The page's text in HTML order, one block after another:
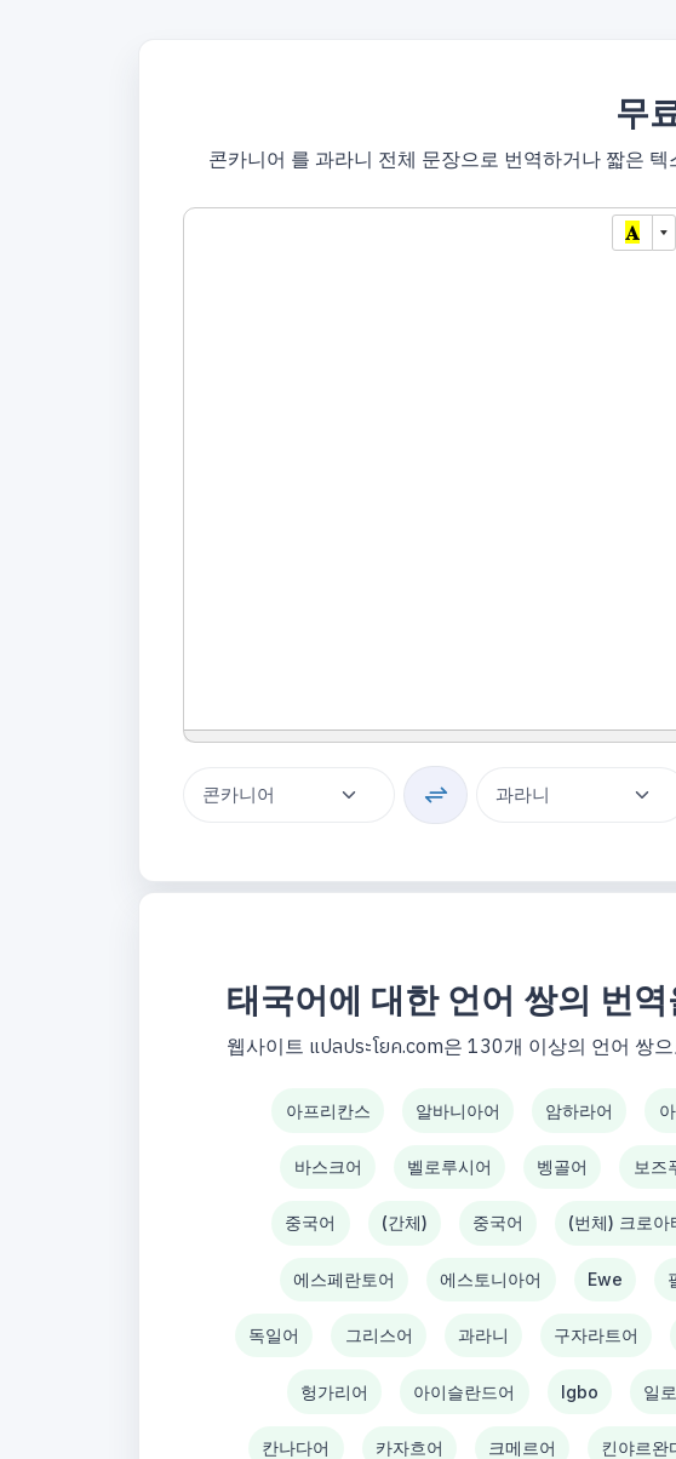
무
콘카니어 를 과라니 전체 문장으로 번역하거나 짧은
태국어에 대한 언어 쌍의 번
웹사이트 แปลประโยค.com은 130개 이상의 언어 쌍
아프리칸스 알바니아어 암하라어
바스크어 벨로루시어 벵골어 보즈
중국어 (간체) 중국어 (번체) 크로아
에스페란토어 에스토니아어 Ewe
독일어 그리스어 과라니 구자라트어
헝가리어 아이슬란드어 Igbo 일
칸나다어 카자흐어 크메르어 킨야르완